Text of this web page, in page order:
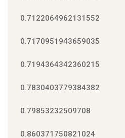
0.7122064962131552
0.7170951943659035
0.7194364342360215
0.7830403779384382
0.79853232509708
0.860371750821024